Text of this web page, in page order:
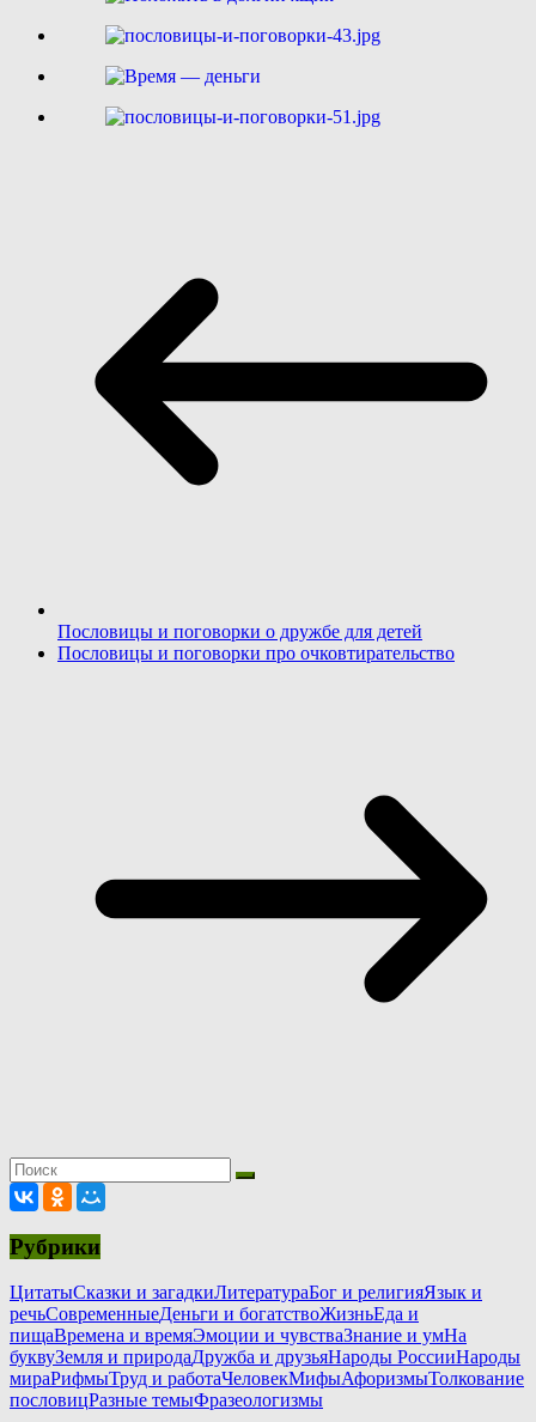
Пословицы и поговорки о дружбе для детей
Пословицы и поговорки про очковтирательство
Рубрики
ЦитатыСказки и загадкиЛитератураБог и религияЯзык и
речьСовременныеДеньги и богатствоЖизньЕда и
пищаВремена и времяЭмоции и чувстваЗнание и умНа
буквуЗемля и природаДружба и друзьяНароды РоссииНароды
мираРифмыТруд и работаЧеловекМифыАфоризмыТолкование
пословицРазные темыФразеологизмы